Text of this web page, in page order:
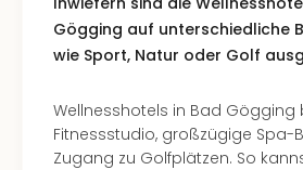
Gögging auf unterschiedliche
wie Sport, Natur oder Golf
Wellnesshotels in Bad Gögging
Fitnessstudio, großzügige Spa-
Zugang zu Golfplätzen. So